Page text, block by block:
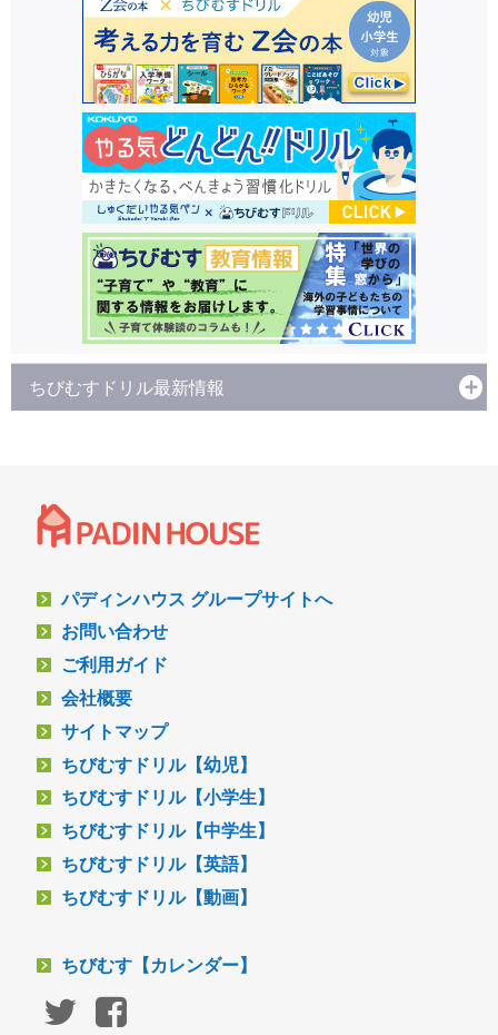
ちびむすドリル最新情報
パディンハウス グループサイトへ
お問い合わせ
ご利用ガイド
会社概要
サイトマップ
ちびむすドリル【幼児】
ちびむすドリル【小学生】
ちびむすドリル【中学生】
ちびむすドリル【英語】
ちびむすドリル【動画】
ちびむす【カレンダー】